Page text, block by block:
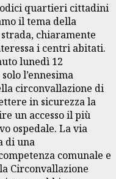
quartieri cittadini
il tema della
chiaramente
i centri abitati.
lunedì 12
l’ennesima
circonvallazione di
in sicurezza la
un accesso il più
ospedale. La via
di una
comunale e
Circonvallazione